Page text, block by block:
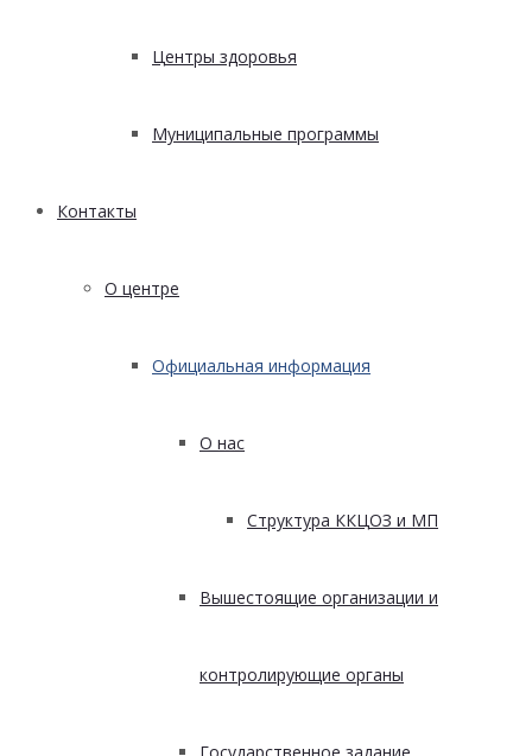
Центры здоровья
Муниципальные программы
Контакты
О центре
Официальная информация
О нас
Структура ККЦОЗ и МП
Вышестоящие организации и
контролирующие органы